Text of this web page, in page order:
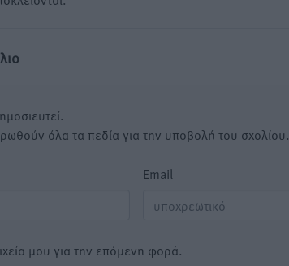
όλα τα πεδία για την υποβολή του σχολίου.
Email
μου για την επόμενη φορά.